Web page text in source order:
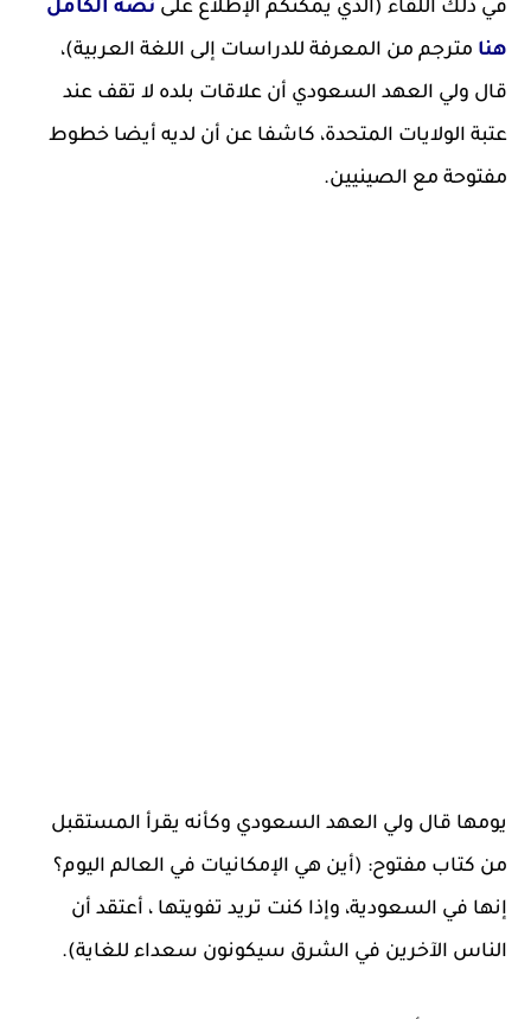
في ذلك اللقاء (الذي يمكنكم الإطلاع على نصه الكامل
هنا مترجم من المعرفة للدراسات إلى اللغة العربية)،
قال ولي العهد السعودي أن علاقات بلده لا تقف عند
عتبة الولايات المتحدة، كاشفا عن أن لديه أيضا خطوط
مفتوحة مع الصينيين.
يومها قال ولي العهد السعودي وكأنه يقرأ المستقبل
من كتاب مفتوح: (أين هي الإمكانيات في العالم اليوم؟
إنها في السعودية، وإذا كنت تريد تفويتها ، أعتقد أن
الناس الآخرين في الشرق سيكونون سعداء للغاية).